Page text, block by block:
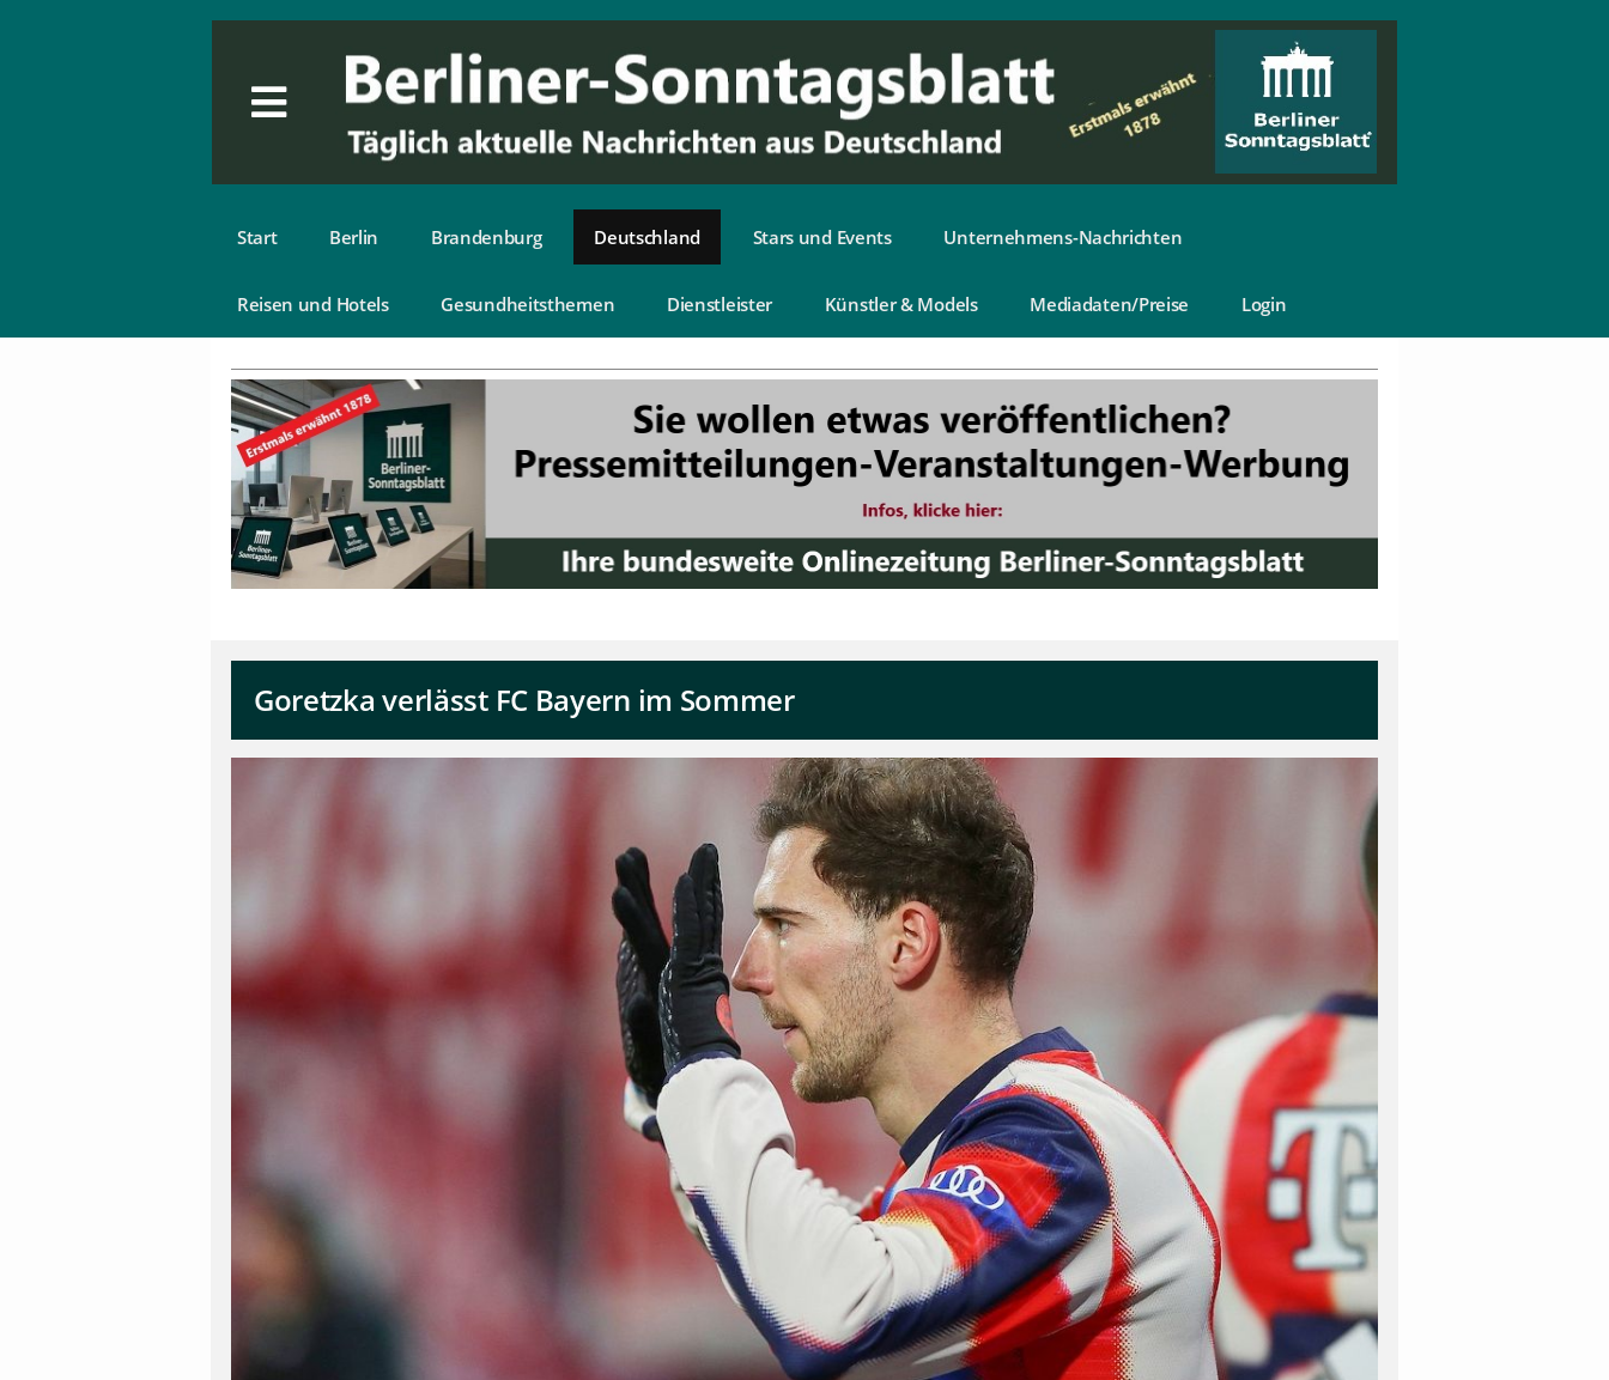
Start Berlin Brandenburg Deutschland Stars und Events Unternehmens-Nachrichten
Reisen und Hotels Gesundheitsthemen Dienstleister Künstler & Models Mediadaten/Preise Login
Goretzka verlässt FC Bayern im Sommer